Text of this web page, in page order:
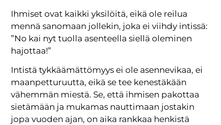
Ihmiset ovat kaikki yksilöitä, eikä ole reilua
mennä sanomaan jollekin, joka ei viihdy intissä:
”No kai nyt tuolla asenteella siellä oleminen
hajottaa!”
Intistä tykkäämättömyys ei ole asennevikaa, ei
maanpetturuutta, eikä se tee kenestäkään
vähemmän miestä. Se, että ihmisen pakottaa
sietämään ja mukamas nauttimaan jostakin
jopa vuoden ajan, on aika rankkaa henkistä